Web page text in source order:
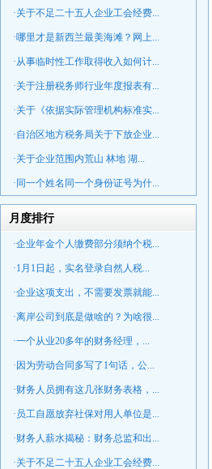
·关于不足二十五人企业工会经费...
·哪里才是新西兰最美海滩？网上...
·从事临时性工作取得收入如何计...
·关于注册税务师行业年度报表有...
·关于《依据实际管理机构标准实...
·自治区地方税务局关于下放企业...
·关于企业范围内荒山 林地 湖...
·同一个姓名同一个身份证号为什...
月度排行
·企业年金个人缴费部分须纳个税...
·1月1日起，实名登录自然人税...
·企业这项支出，不需要发票就能...
·离岸公司到底是做啥的？为啥很...
·一个从业20多年的财务经理，...
·因为劳动合同多写了1句话，公...
·财务人员拥有这几张财务表格，...
·员工自愿放弃社保对用人单位是...
·财务人薪水揭秘：财务总监和出...
·关于不足二十五人企业工会经费...